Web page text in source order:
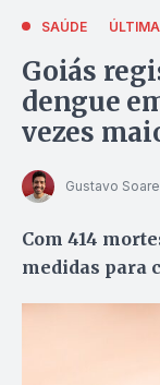
SAÚDE
Goiás
dengue
vezes
Gustavo
Com 414
medidas para